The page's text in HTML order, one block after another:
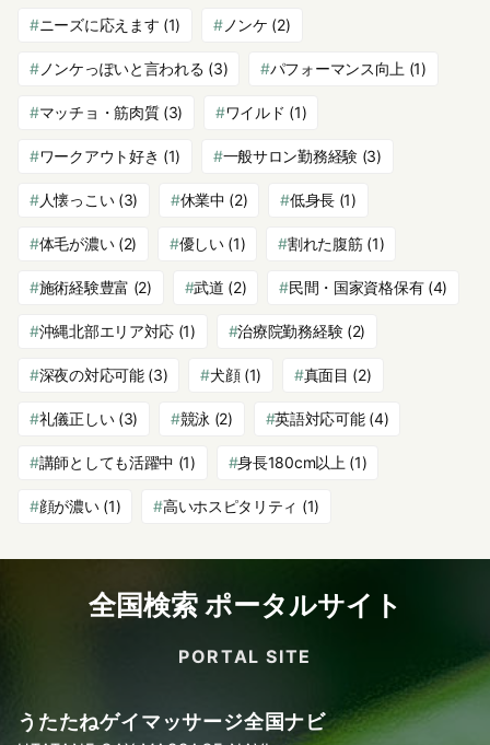
ニーズに応えます (1) ノンケ (2)
ノンケっぽいと言われる (3) パフォーマンス向上 (1)
マッチョ・筋肉質(3) ワイルド (1)
ワークアウト好き (1) 一般サロン勤務経験(3)
人懐っこい(3) 休業中 (2) 低身長 (1)
体毛が濃い(2) 優しい(1) 割れた腹筋(1)
施術経験豊富 (2) 武道 (2) 民間・国家資格保有(4)
沖縄北部エリア対応 (1) 治療院勤務経験(2)
深夜の対応可能(3) 犬顔(1) 真面目 (2)
礼儀正しい(3) 競泳 (2) 英語対応可能(4)
講師としても活躍中 (1) 身長180cm以上 (1)
顔が濃い(1) 高いホスピタリティ (1)
全国検索 ポータルサイト
PORTAL SITE
うたたねゲイマッサージ全国ナビ